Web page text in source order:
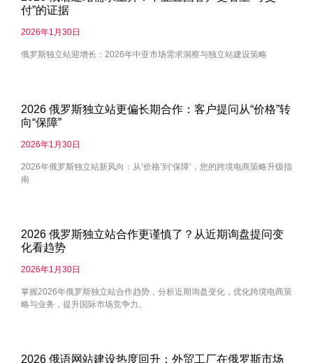
付”的证据
2026年1月30日
俄罗斯独立站迎增长：2026年中亚市场需求洞察与独立站建设策略
2026 俄罗斯独立站更偏长期合作：客户提问从“价格”转
向“保障”
2026年1月30日
2026年俄罗斯独立站新风向：从‘价格’到‘保障’，您的跨境电商策略升级指
南
2026 俄罗斯独立站合作更谨慎了？从近期询盘提问变
化看趋势
2026年1月30日
掌握2026年俄罗斯独立站合作趋势，分析近期询盘变化，优化跨境电商策
略与业务，提升国际市场竞争力。
2026 俄语网站建设热度回升：外贸工厂在俄罗斯市场